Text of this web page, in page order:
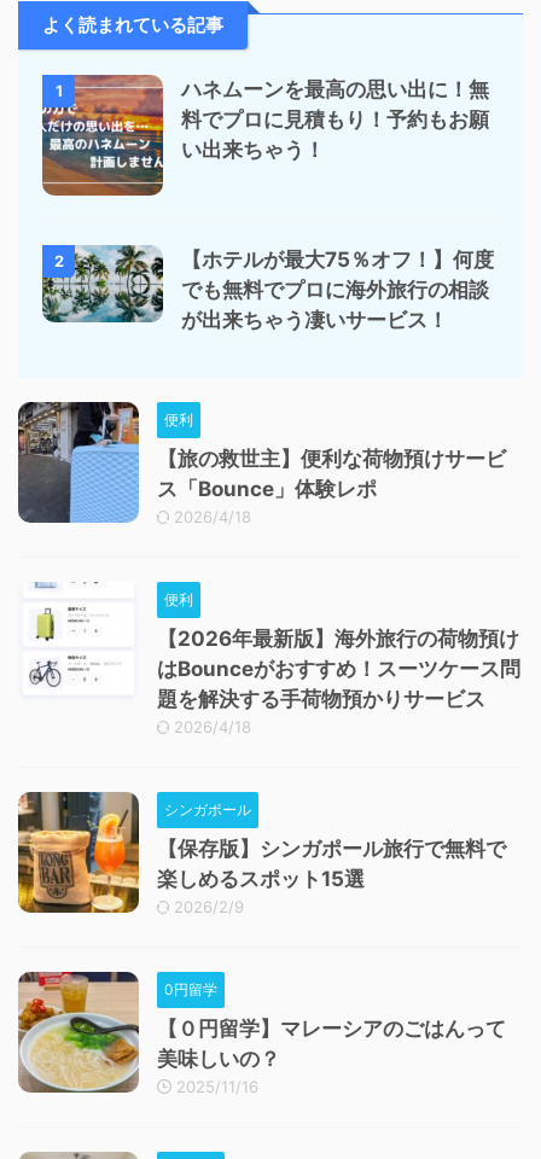
よく読まれている記事
1
ハネムーンを最高の思い出に！無
料でプロに見積もり！予約もお願
い出来ちゃう！
2
【ホテルが最大75％オフ！】何度
でも無料でプロに海外旅行の相談
が出来ちゃう凄いサービス！
便利
【旅の救世主】便利な荷物預けサービ
ス「Bounce」体験レポ
2026/4/18
便利
【2026年最新版】海外旅行の荷物預け
はBounceがおすすめ！スーツケース問
題を解決する手荷物預かりサービス
2026/4/18
シンガポール
【保存版】シンガポール旅行で無料で
楽しめるスポット15選
2026/2/9
0円留学
【０円留学】マレーシアのごはんって
美味しいの？
2025/11/16